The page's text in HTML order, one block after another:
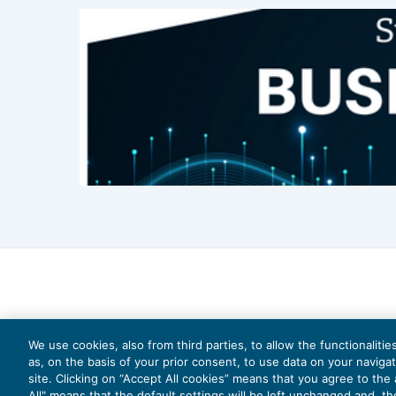
So there we have it, 6 key tips to
have enjoyed this article or found it
there is anything you would like us to
We use cookies, also from third parties, to allow the
as, on the basis of your prior consent, to use data on your
site. Clicking on “Accept All cookies” means that you agree to